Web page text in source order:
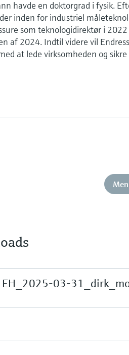
havde en doktorgrad i fysik.
inden for industriel
som teknologidirektør i
af 2024. Indtil videre vil
at lede virksomheden og
EH_2025-03-